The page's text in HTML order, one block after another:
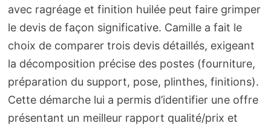
avec ragréage et finition huilée peut faire grimper
le devis de façon significative. Camille a fait le
choix de comparer trois devis détaillés, exigeant
la décomposition précise des postes (fourniture,
préparation du support, pose, plinthes, finitions).
Cette démarche lui a permis d’identifier une offre
présentant un meilleur rapport qualité/prix et